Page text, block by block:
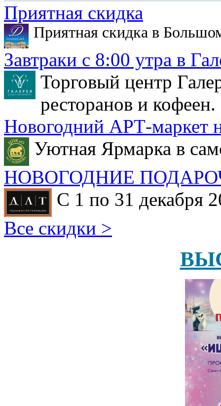
Приятная скидка
Приятная скидка в
Завтраки с 8:00 утра в
Торговый центр
ресторанов и кофеен.
Новогодний АРТ-маркет
Уютная Ярмарка в
НОВОГОДНИЕ
С 1 по 31 декабря
Все скидки >